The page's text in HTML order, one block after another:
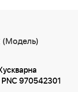
(Модель)
PNC 970542301